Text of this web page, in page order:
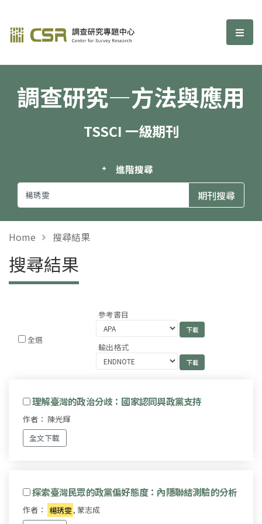
調查研究—方法與應用期刊 選
調查研究—方法與應用
TSSCI 一級期刊
進階搜尋
Home 搜尋結果
搜尋結果
全選
參考書目
輸出格式
理解臺灣的政治分歧：國家認同與政黨支持
作者： 陳光輝
全文下載
探索臺灣民眾的政黨偏好態度：內隱聯結測驗的分析
作者： 楊琇雯, 蒙志成